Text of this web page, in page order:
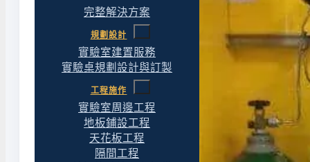
完整解決方案
規劃設計
實驗室建置服務
實驗桌規劃設計與訂製
工程施作
實驗室周邊工程
地板鋪設工程
天花板工程
隔間工程